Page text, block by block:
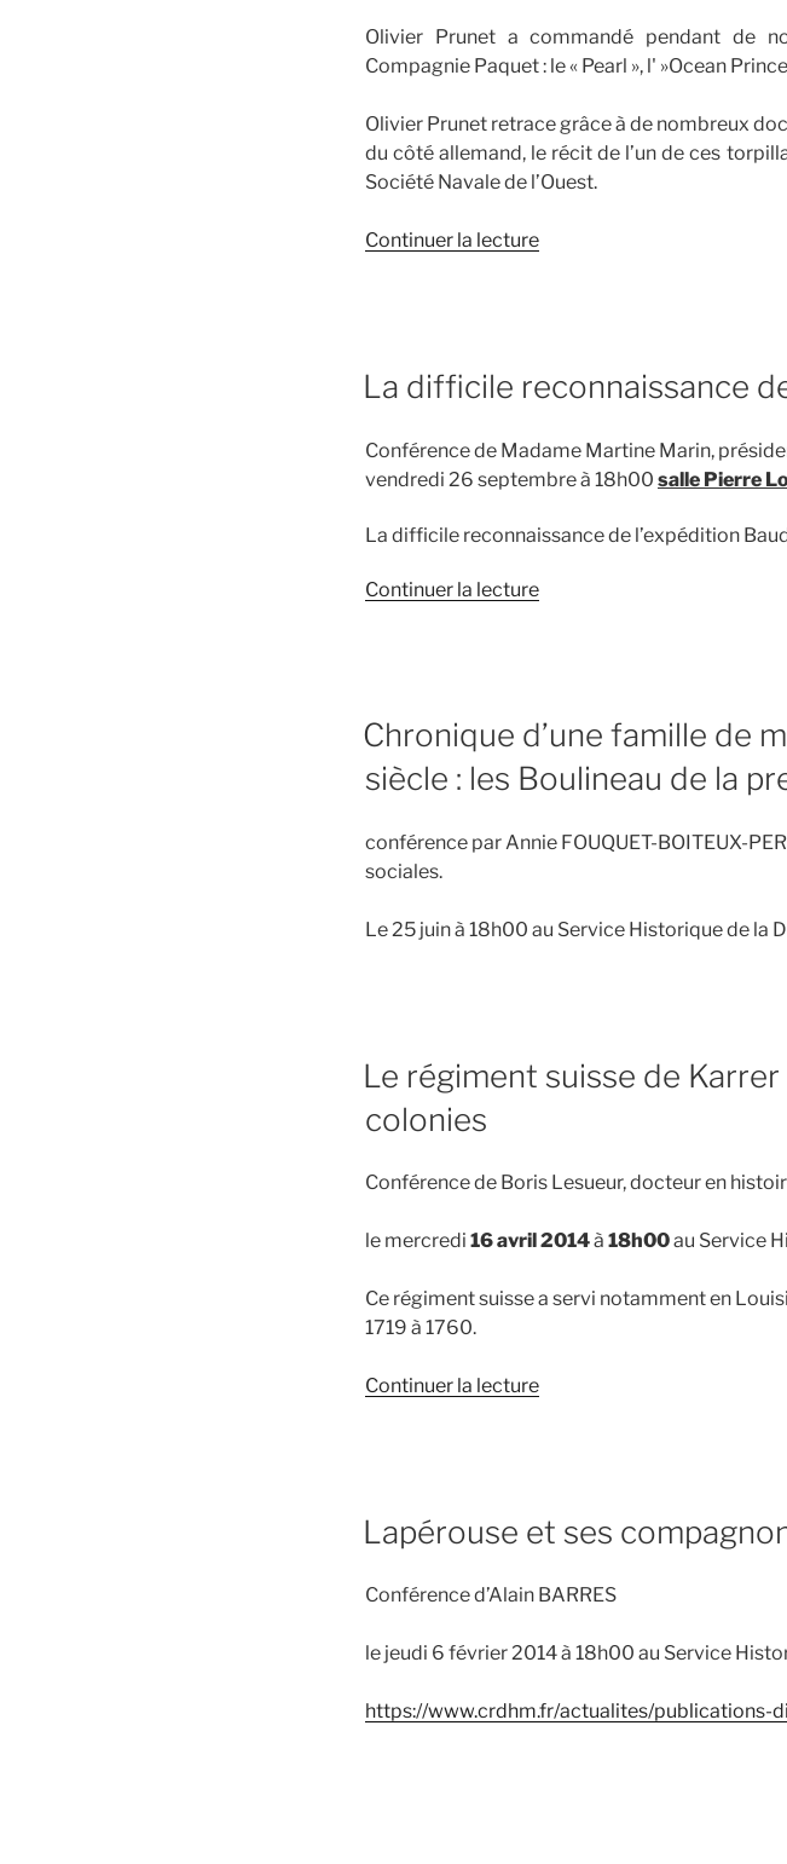
Olivier Prunet a commandé pendant de
Compagnie Paquet : le « Pearl », l' »Ocean
Olivier Prunet retrace grâce à de nombreux
du côté allemand, le récit de l’un de ces
Société Navale de l’Ouest.
Continuer la lecturede
grande
PUBLIÉ
LE
La difficile reconnaissance
Conférence de Madame Martine Marin,
vendredi 26 septembre à 18h00 salle Pierre
La difficile reconnaissance de l’expédition
Continuer la lecturede
l’expédition
Nicolas
PUBLIÉ
LE
Chronique d’une famille de
siècle : les Boulineau de la
conférence par Annie FOUQUET-BOITEUX-
sociales.
Le 25 juin à 18h00 au Service Historique de la
LE
Le régiment suisse de
colonies
Conférence de Boris Lesueur, docteur en
le mercredi 16 avril 2014à 18h00au Service
Ce régiment suisse a servi notamment en
1719 à 1760.
Continuer la lecturede
Karrer
service
la
et
PUBLIÉ
LE
Lapérouse et ses
Conférence d’Alain BARRES
le jeudi 6 février 2014 à 18h00 au Service
https://www.crdhm.fr/actualites/publications-